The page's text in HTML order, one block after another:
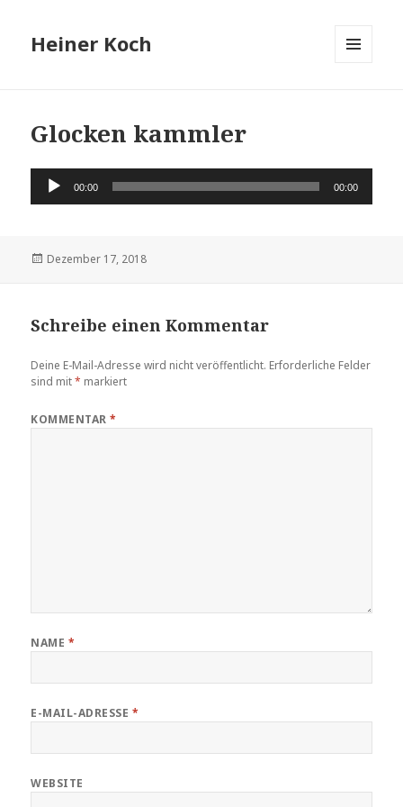
Heiner Koch
Glocken kammler
Audio-
Player
00:00 00:00
Veröffentlicht
Dezember 17, 2018
Schreibe einen Kommentar
Deine E-Mail-Adresse wird nicht veröffentlicht. Erforderliche Felder
sind mit* markiert
KOMMENTAR*
NAME *
E-MAIL-ADRESSE *
WEBSITE